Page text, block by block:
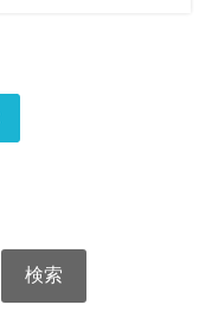
検索